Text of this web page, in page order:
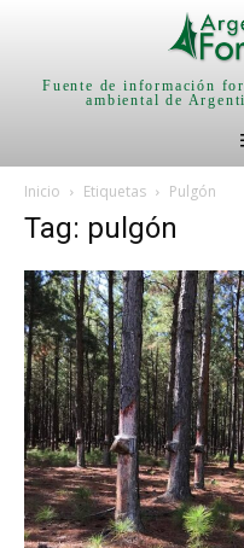
Fuente de información
ambiental de
Inicio Etiquetas Pulgón
Tag: pulgón